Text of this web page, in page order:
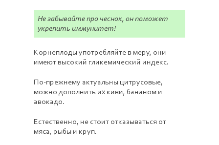
Не забывайте про чеснок, он поможет
укрепить иммунитет!
Корнеплоды употребляйте в меру, они
имеют высокий гликемический индекс.
По-прежнему актуальны цитрусовые,
можно дополнить их киви, бананом и
авокадо.
Естественно, не стоит отказываться от
мяса, рыбы и круп.